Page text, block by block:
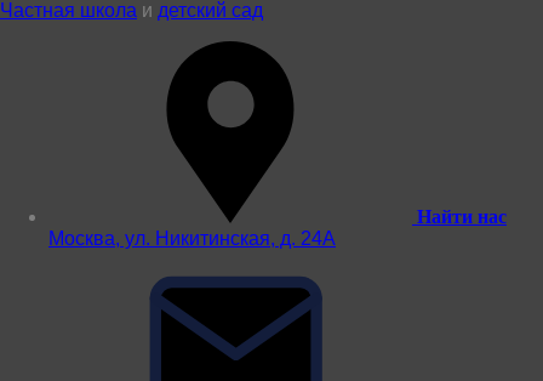
Частная школа и детский сад
Найти нас
Москва, ул. Никитинская, д. 24А